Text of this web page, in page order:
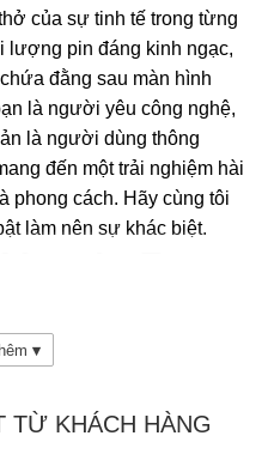
của sự tinh tế trong từng
lượng pin đáng kinh ngạc,
đằng sau màn hình
là người yêu công nghệ,
là người dùng thông
đến một trải nghiệm hài
phong cách. Hãy cùng tôi
làm nên sự khác biệt.
▾
TỪ KHÁCH HÀNG